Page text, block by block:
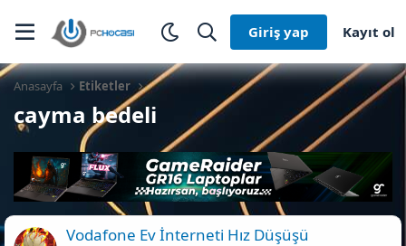
Giriş yap Kayıt ol
Anasayfa Etiketler
cayma bedeli
Vodafone Ev İnterneti Hız Düşüşü